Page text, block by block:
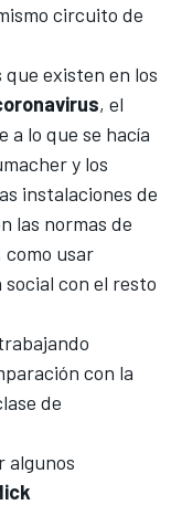
circuito de
existen en los
, el
a lo que se hacía
y los
instalaciones de
las normas de
usar
con el resto
con la
de
algunos